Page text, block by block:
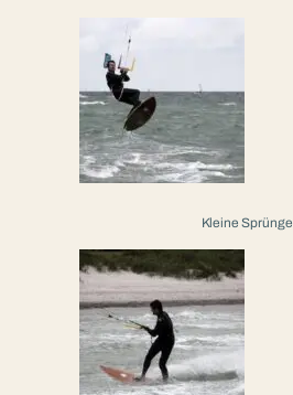
Kleine Sprünge